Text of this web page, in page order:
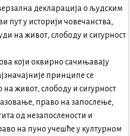
декларација о људским
пут у историји човечанства,
на живот, слободу и сигурност
који оквирно сачињавају
принципе се
на живот, слободу и сигурност
право на запослење,
од незапослености и
на пуно учешће у културном